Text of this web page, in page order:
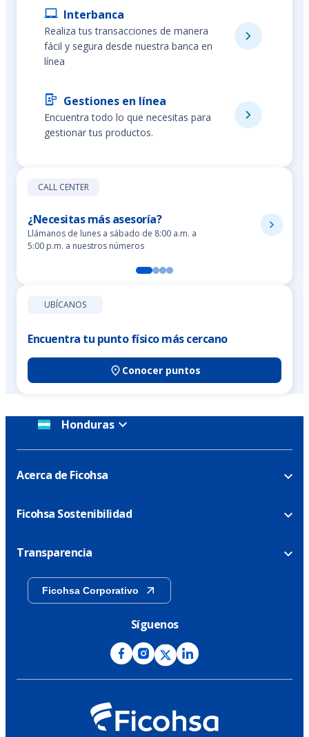
Interbanca
Realiza tus transacciones de manera
fácil y segura desde nuestra banca en
línea
Gestiones en línea
Encuentra todo lo que necesitas para
gestionar tus productos.
CALL CENTER
¿Necesitas más asesoría?
Llámanos de lunes a sábado de 8:00 a.m. a
5:00 p.m. a nuestros números
UBÍCANOS
Encuentra tu punto físico más cercano
Conocer puntos
Honduras
Acerca de Ficohsa
Ficohsa Sostenibilidad
Transparencia
Ficohsa Corporativo
Síguenos